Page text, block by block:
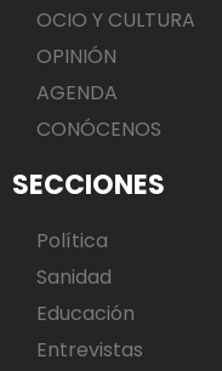
OCIO Y CULTURA
OPINIÓN
AGENDA
CONÓCENOS
SECCIONES
Política
Sanidad
Educación
Entrevistas